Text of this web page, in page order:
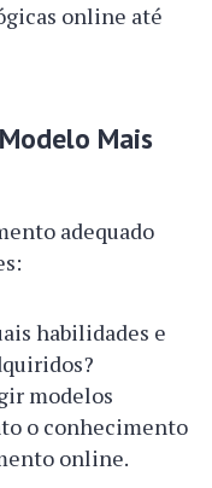
online até
Mais
adequado
habilidades e
modelos
o conhecimento
online.